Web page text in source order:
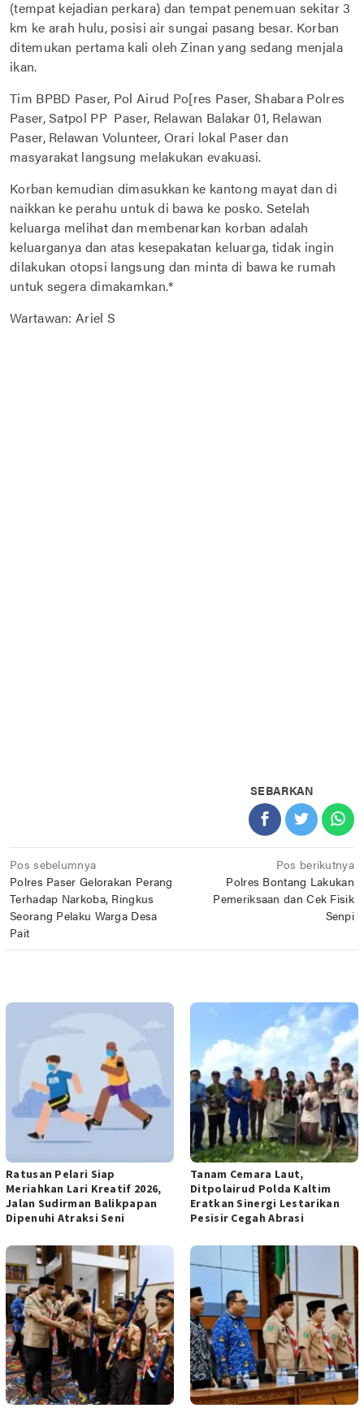
(tempat kejadian perkara) dan tempat penemuan sekitar 3
km ke arah hulu, posisi air sungai pasang besar. Korban
ditemukan pertama kali oleh Zinan yang sedang menjala
ikan.
Tim BPBD Paser, Pol Airud Po[res Paser, Shabara Polres
Paser, Satpol PP Paser, Relawan Balakar 01, Relawan
Paser, Relawan Volunteer, Orari lokal Paser dan
masyarakat langsung melakukan evakuasi.
Korban kemudian dimasukkan ke kantong mayat dan di
naikkan ke perahu untuk di bawa ke posko. Setelah
keluarga melihat dan membenarkan korban adalah
keluarganya dan atas kesepakatan keluarga, tidak ingin
dilakukan otopsi langsung dan minta di bawa ke rumah
untuk segera dimakamkan.*
Wartawan: Ariel S
SEBARKAN
Navigasi
pos
Pos sebelumnya
Polres Paser Gelorakan Perang
Terhadap Narkoba, Ringkus
Seorang Pelaku Warga Desa
Pait
Pos berikutnya
Polres Bontang Lakukan
Pemeriksaan dan Cek Fisik
Senpi
Ratusan Pelari Siap
Meriahkan Lari Kreatif 2026,
Jalan Sudirman Balikpapan
Dipenuhi Atraksi Seni
Tanam Cemara Laut,
Ditpolairud Polda Kaltim
Eratkan Sinergi Lestarikan
Pesisir Cegah Abrasi